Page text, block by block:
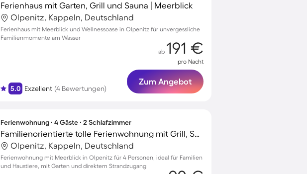
Ferienhaus mit Garten, Grill und Sauna | Meerblick
Olpenitz, Kappeln, Deutschland
Ferienhaus mit Meerblick und Wellnessoase in Olpenitz für unvergessliche
Familienmomente am Wasser
5.0 Exzellent (4 Bewertungen)
ab 191 €
pro Nacht
Zum Angebot
Ferienwohnung ∙ 4 Gäste ∙ 2 Schlafzimmer
Familienorientierte tolle Ferienwohnung mit Grill, Sauna und Garten | Meerblick | Haustierfreundlich
Olpenitz, Kappeln, Deutschland
Ferienwohnung mit Meerblick in Olpenitz für 4 Personen, ideal für Familien
und Haustiere, mit Garten und direktem Strandzugang